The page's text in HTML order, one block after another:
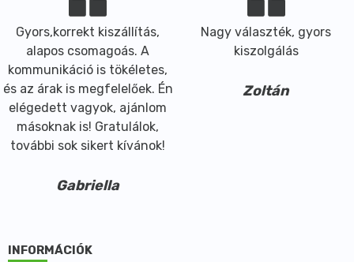
Gyors,korrekt kiszállítás,
alapos csomagoás. A
kommunikáció is tökéletes,
és az árak is megfelelőek. Én
elégedett vagyok, ajánlom
másoknak is! Gratulálok,
további sok sikert kívánok!
Gabriella
Nagy választék, gyors
kiszolgálás
Zoltán
INFORMÁCIÓK